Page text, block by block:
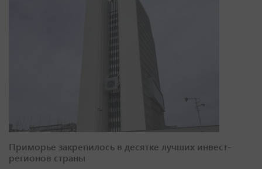
Приморье закрепилось в десятке лучших инвест-
регионов страны